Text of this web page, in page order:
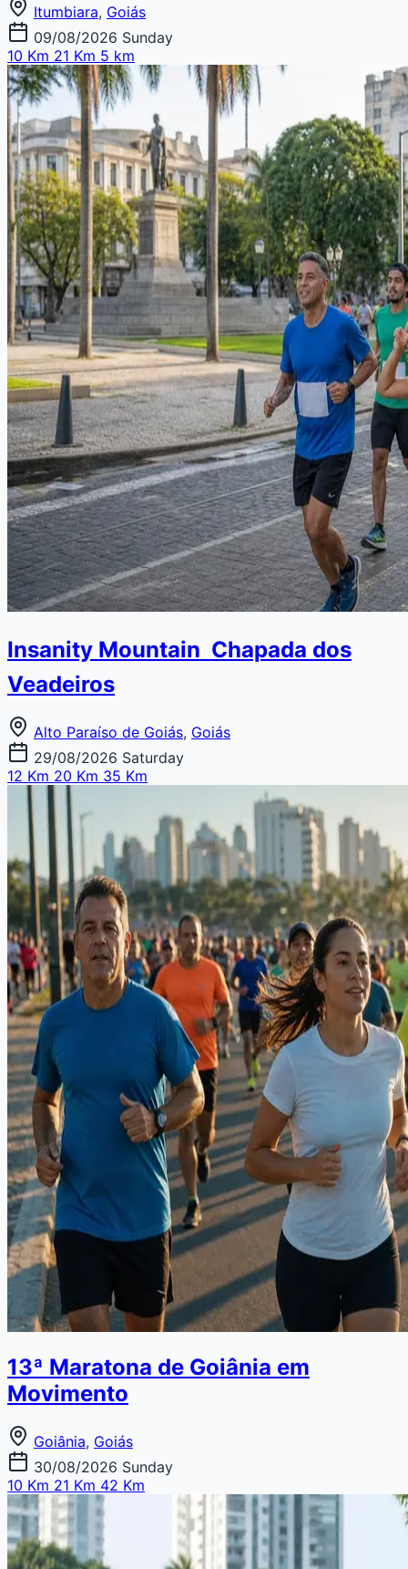
Itumbiara, Goiás
09/08/2026 Sunday
10 Km 21 Km 5 km
Insanity Mountain  Chapada dos
Veadeiros
Alto Paraíso de Goiás, Goiás
29/08/2026 Saturday
12 Km 20 Km 35 Km
13ª Maratona de Goiânia em
Movimento
Goiânia, Goiás
30/08/2026 Sunday
10 Km 21 Km 42 Km